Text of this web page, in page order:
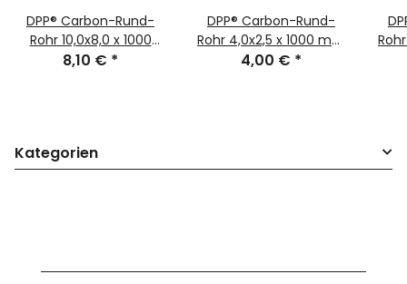
DPP® Carbon-Rund-
Rohr 10,0x8,0 x 1000
mm CFK
8,10 € *
DPP® Carbon-Rund-
Rohr 4,0x2,5 x 1000 mm
CFK
4,00 € *
Kategorien